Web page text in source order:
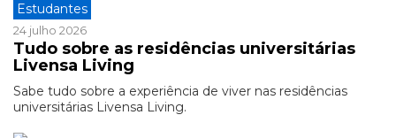
Estudantes
24 julho 2026
Tudo sobre as residências universitárias
Livensa Living
Sabe tudo sobre a experiência de viver nas residências
universitárias Livensa Living.